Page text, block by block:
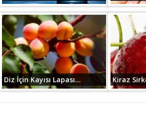
Diz İçin Kayısı Lapası... Kiraz